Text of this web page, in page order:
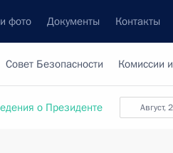
фото Документы Контакты
Совет Безопасности Комиссии
август,
о Президенте